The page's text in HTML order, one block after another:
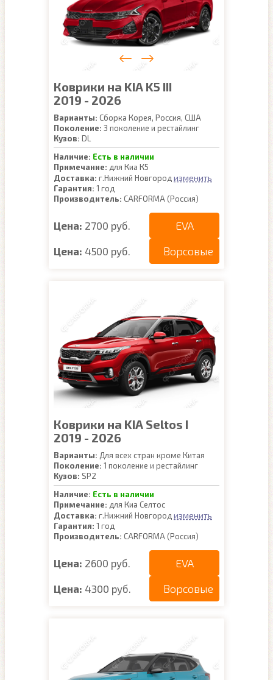
Коврики на KIA K5 III
2019 - 2026
Варианты: Сборка Корея, Россия, США
Поколение: 3 поколение и рестайлинг
Кузов: DL
Наличие: Есть в наличии
Примечание: для Киа К5
Доставка: г.Нижний Новгород изменить
Гарантия: 1 год
Производитель: CARFORMA (Россия)
Цена: 2700 руб. EVA
Цена: 4500 руб. Ворсовые
Коврики на KIA Seltos I
2019 - 2026
Варианты: Для всех стран кроме Китая
Поколение: 1 поколение и рестайлинг
Кузов: SP2
Наличие: Есть в наличии
Примечание: для Киа Селтос
Доставка: г.Нижний Новгород изменить
Гарантия: 1 год
Производитель: CARFORMA (Россия)
Цена: 2600 руб. EVA
Цена: 4300 руб. Ворсовые